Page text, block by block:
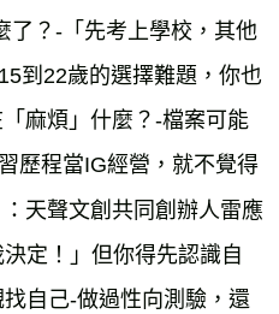
了？-「先考上學校，其他
到22歲的選擇難題，你也
麻煩」什麼？-檔案可能
歷程當IG經營，就不覺得
天聲文創共同創辦人雷應
定！」但你得先認識自
自己-做過性向測驗，還